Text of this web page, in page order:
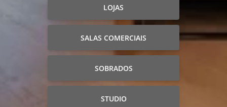
LOJAS
SALAS COMERCIAIS
SOBRADOS
STUDIO